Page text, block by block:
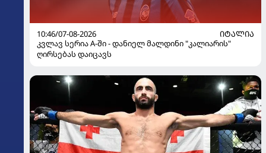
10:46/07-08-2026
ᲘᲢᲐᲚᲘᲐ
კვლავ სერია A-ში - დანიელ მალდინი "კალიარის"
ღირსებას დაიცავს